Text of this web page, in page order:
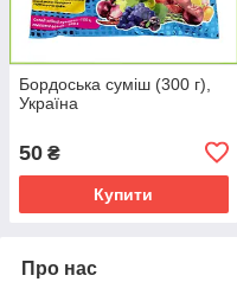
Бордоська суміш (300 г),
Україна
50 ₴
Купити
Про нас